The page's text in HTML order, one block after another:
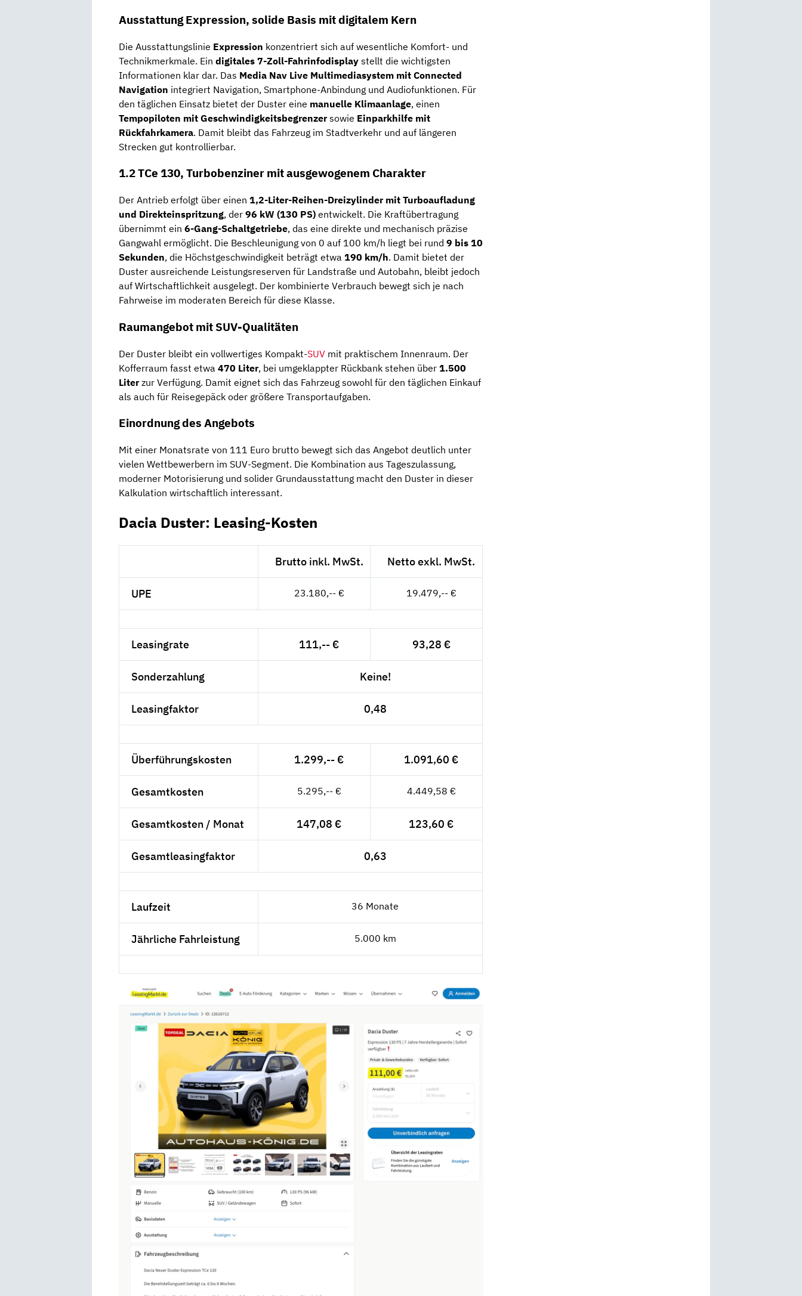
Ausstattung Expression, solide Basis mit digitalem Kern
Die Ausstattungslinie Expression konzentriert sich auf wesentliche Komfort- und
Technikmerkmale. Ein digitales 7-Zoll-Fahrinfodisplay stellt die wichtigsten
Informationen klar dar. Das Media Nav Live Multimediasystem mit Connected
Navigation integriert Navigation, Smartphone-Anbindung und Audiofunktionen. Für
den täglichen Einsatz bietet der Duster eine manuelle Klimaanlage, einen
Tempopiloten mit Geschwindigkeitsbegrenzersowie Einparkhilfe mit
Rückfahrkamera. Damit bleibt das Fahrzeug im Stadtverkehr und auf längeren
Strecken gut kontrollierbar.
1.2 TCe 130, Turbobenziner mit ausgewogenem Charakter
Der Antrieb erfolgt über einen 1,2-Liter-Reihen-Dreizylinder mit Turboaufladung
und Direkteinspritzung, der 96 kW (130 PS) entwickelt. Die Kraftübertragung
übernimmt ein 6-Gang-Schaltgetriebe, das eine direkte und mechanisch präzise
Gangwahl ermöglicht. Die Beschleunigung von 0 auf 100 km/h liegt bei rund 9 bis 10
Sekunden, die Höchstgeschwindigkeit beträgt etwa 190 km/h. Damit bietet der
Duster ausreichende Leistungsreserven für Landstraße und Autobahn, bleibt jedoch
auf Wirtschaftlichkeit ausgelegt. Der kombinierte Verbrauch bewegt sich je nach
Fahrweise im moderaten Bereich für diese Klasse.
Raumangebot mit SUV-Qualitäten
Der Duster bleibt ein vollwertiges Kompakt-SUV mit praktischem Innenraum. Der
Kofferraum fasst etwa 470 Liter, bei umgeklappter Rückbank stehen über 1.500
Literzur Verfügung. Damit eignet sich das Fahrzeug sowohl für den täglichen Einkauf
als auch für Reisegepäck oder größere Transportaufgaben.
Einordnung des Angebots
Mit einer Monatsrate von 111 Euro brutto bewegt sich das Angebot deutlich unter
vielen Wettbewerbern im SUV-Segment. Die Kombination aus Tageszulassung,
moderner Motorisierung und solider Grundausstattung macht den Duster in dieser
Kalkulation wirtschaftlich interessant.
Dacia Duster: Leasing-Kosten
Brutto inkl. MwSt. Netto exkl. MwSt.
UPE 23.180,-- € 19.479,-- €
Leasingrate 111,-- € 93,28 €
Sonderzahlung Keine!
Leasingfaktor 0,48
Überführungskosten 1.299,-- € 1.091,60 €
Gesamtkosten 5.295,-- € 4.449,58 €
Gesamtkosten / Monat 147,08 € 123,60 €
Gesamtleasingfaktor 0,63
Laufzeit 36 Monate
Jährliche Fahrleistung 5.000 km